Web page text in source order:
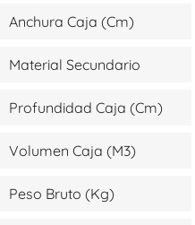
Anchura Caja (cm)
Material Secundario
Profundidad Caja (cm)
Volumen Caja (m3)
Peso Bruto (kg)